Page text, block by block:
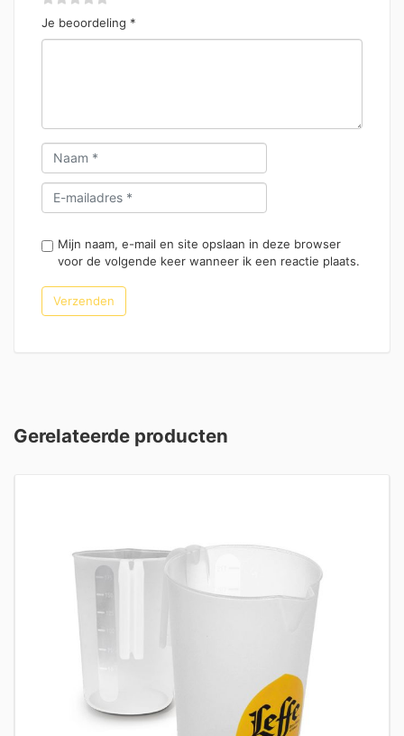
Je beoordeling *
Mijn naam, e-mail en site opslaan in deze browser
voor de volgende keer wanneer ik een reactie plaats.
Gerelateerde producten